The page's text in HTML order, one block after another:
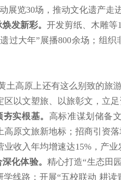
展览30场，推动文化遗产走
发新彩。 开发剪纸、木雕等
过大年”展播800余场；组
土高原上还有这么别致的旅
区以文塑旅、以旅彰文，立
实根基。 高标准谋划储备
高原文旅新地标；招商引资
业收入年均增速达15%，产
化体验。 精心打造“生态田
学线路；开展“五校联动 耕